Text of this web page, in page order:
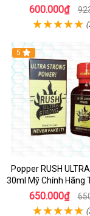
tay kích
600.000₫
5
Popper RUSH
30ml Mỹ Chính Hãng
Cảm
650.000₫